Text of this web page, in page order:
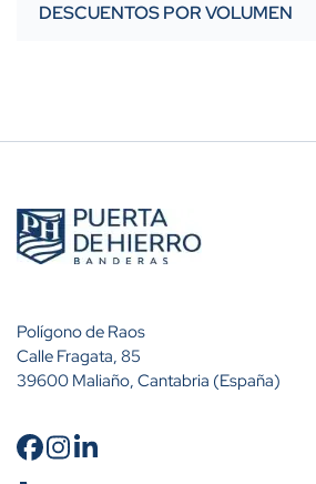
DESCUENTOS POR VOLUMEN
Polígono de Raos
Calle Fragata, 85
39600 Maliaño, Cantabria (España)